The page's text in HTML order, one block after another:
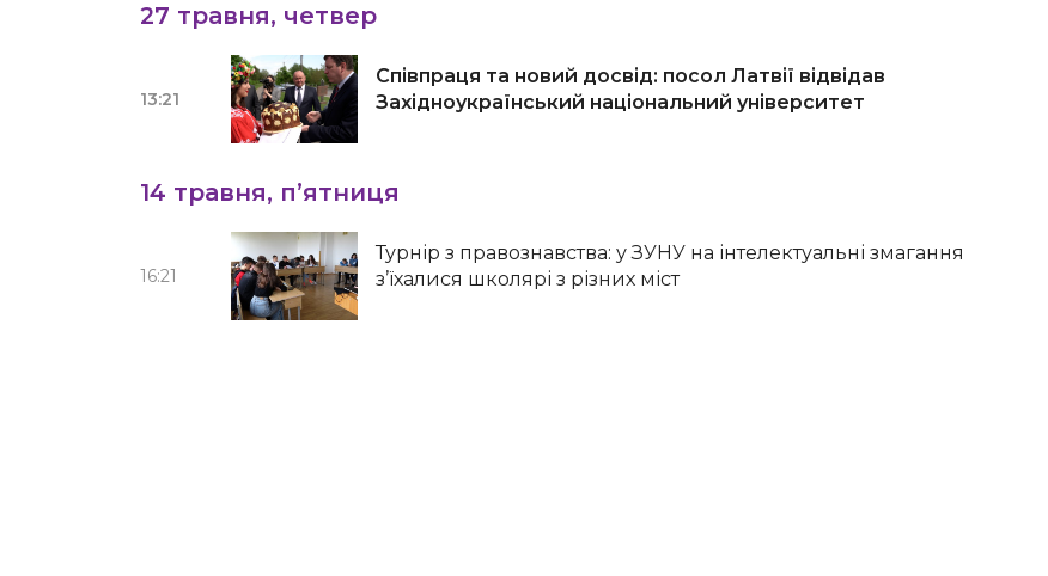
27 травня, четвер
13:21
Співпраця та новий досвід: посол Латвії відвідав
Західноукраїнський національний університет
14 травня, п’ятниця
16:21
Турнір з правознавства: у ЗУНУ на інтелектуальні змагання
з’їхалися школярі з різних міст